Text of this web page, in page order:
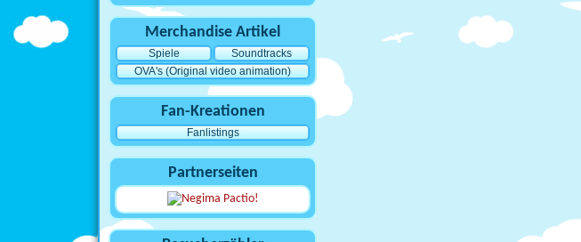
Merchandise Artikel
Spiele
Soundtracks
OVA's (Original video animation)
Fan-Kreationen
Fanlistings
Partnerseiten